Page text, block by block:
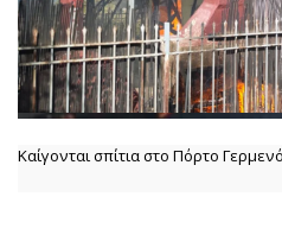
Καίγονται σπίτια στο Πόρτο Γερμενό